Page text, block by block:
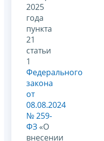
2025
года
пункта
21
статьи
1
Федерального
закона
от
08.08.2024
№ 259-
ФЗ «О
внесении